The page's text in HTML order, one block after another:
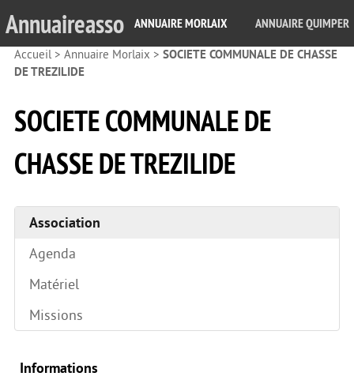
Annuaireasso ANNUAIRE MORLAIX ANNUAIRE QUIMPER
Accueil> Annuaire Morlaix > SOCIETE COMMUNALE DE CHASSE
DE TREZILIDE
SOCIETE COMMUNALE DE
CHASSE DE TREZILIDE
Association
Agenda
Matériel
Missions
Informations